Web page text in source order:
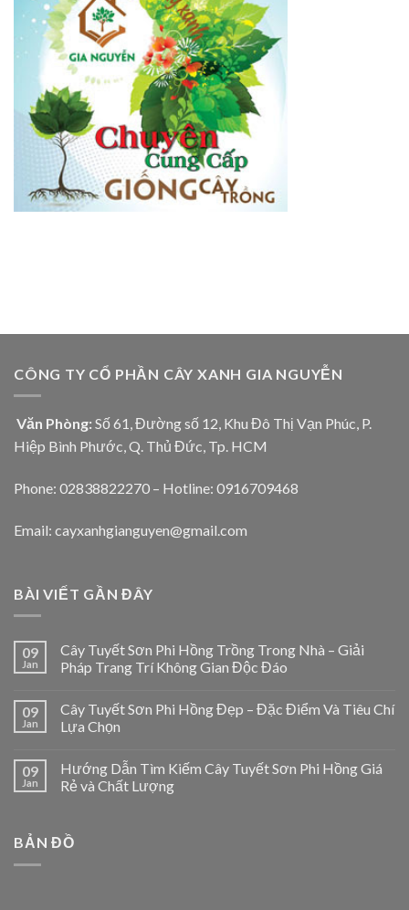
CÔNG TY CỔ PHẦN CÂY XANH GIA NGUYỄN
Văn Phòng: Số 61, Đường số 12, Khu Đô Thị Vạn Phúc, P.
Hiệp Bình Phước, Q. Thủ Đức, Tp. HCM
Phone: 02838822270 – Hotline: 0916709468
Email: cayxanhgianguyen@gmail.com
BÀI VIẾT GẦN ĐÂY
09
Jan
Cây Tuyết Sơn Phi Hồng Trồng Trong Nhà – Giải
Pháp Trang Trí Không Gian Độc Đáo
09
Jan
Cây Tuyết Sơn Phi Hồng Đẹp – Đặc Điểm Và Tiêu Chí
Lựa Chọn
09
Jan
Hướng Dẫn Tìm Kiếm Cây Tuyết Sơn Phi Hồng Giá
Rẻ và Chất Lượng
BẢN ĐỒ